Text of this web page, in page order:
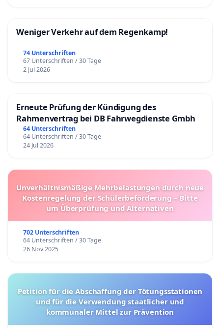
Weniger Verkehr auf dem Regenkamp!
74 Unterschriften
67 Unterschriften / 30 Tage
2 Jul 2026
Erneute Prüfung der Kündigung des
Rahmenvertrag bei DB Fahrwegdienste Gmbh
64 Unterschriften
64 Unterschriften / 30 Tage
24 Jul 2026
Unverhältnismäßige Mehrbelastungen durch neue
Kostenregelung der Schülerbeförderung – Bitte
um Überprüfung und Alternativen
702 Unterschriften
64 Unterschriften / 30 Tage
26 Nov 2025
Petition für die Abschaffung der Tötungsstationen
und für die Verwendung staatlicher und
kommunaler Mittel zur Prävention